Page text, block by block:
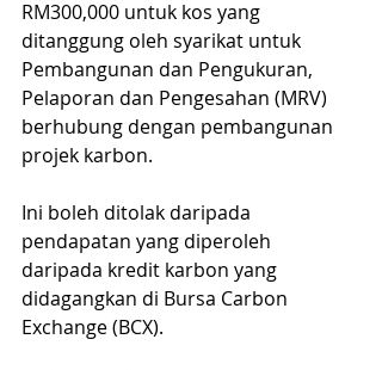
RM300,000 untuk kos yang
ditanggung oleh syarikat untuk
Pembangunan dan Pengukuran,
Pelaporan dan Pengesahan (MRV)
berhubung dengan pembangunan
projek karbon.
Ini boleh ditolak daripada
pendapatan yang diperoleh
daripada kredit karbon yang
didagangkan di Bursa Carbon
Exchange (BCX).